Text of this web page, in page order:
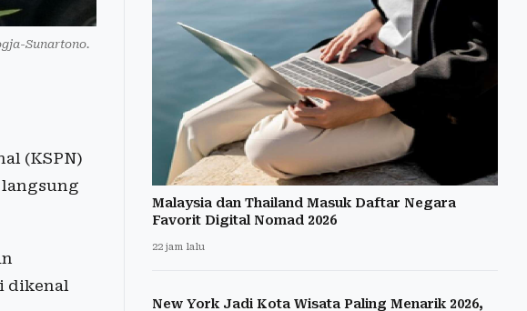
Sunartono.
(KSPN)
langsung
dikenal
Malaysia dan Thailand Masuk Daftar Negara
Favorit Digital Nomad 2026
22 jam lalu
New York Jadi Kota Wisata Paling Menarik 2026,